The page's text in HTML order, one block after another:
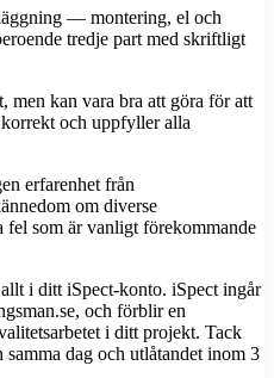
— montering, el och
tredje part med skriftligt
kan vara bra att göra för att
och uppfyller alla
erfarenhet från
om diverse
som är vanligt förekommande
i ditt iSpect-konto. iSpect ingår
och förblir en
i ditt projekt. Tack
dag och utlåtandet inom 3